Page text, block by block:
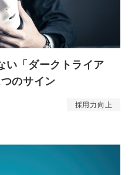
い「ダークトライア
のサイン
採用力向上